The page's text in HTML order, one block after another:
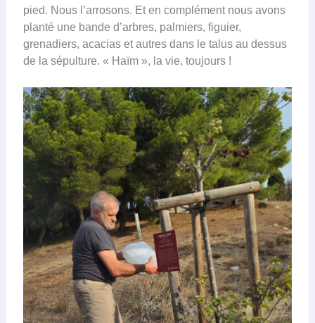
pied. Nous l’arrosons. Et en complément nous avons
planté une bande d’arbres, palmiers, figuier,
grenadiers, acacias et autres dans le talus au dessus
de la sépulture. « Haïm », la vie, toujours !